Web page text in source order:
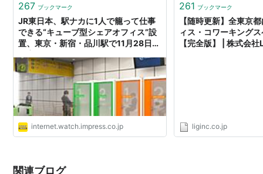
267 ブックマーク
JR東日本、駅ナカに1人で籠って仕事
できる“キューブ型シェアオフィス”設
置、東京・新宿・品川駅で11月28日よ
internet.watch.impress.co.jp
261 ブックマーク
【随時更新】全東京
ィス・コワーキング
【完全版】 | 株式会社
liginc.co.jp
関連ブログ